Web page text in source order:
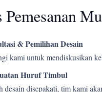
Pemesanan
& Pemilihan Desain
kami untuk mendiskusikan
Huruf Timbul
desain disepakati, tim kami